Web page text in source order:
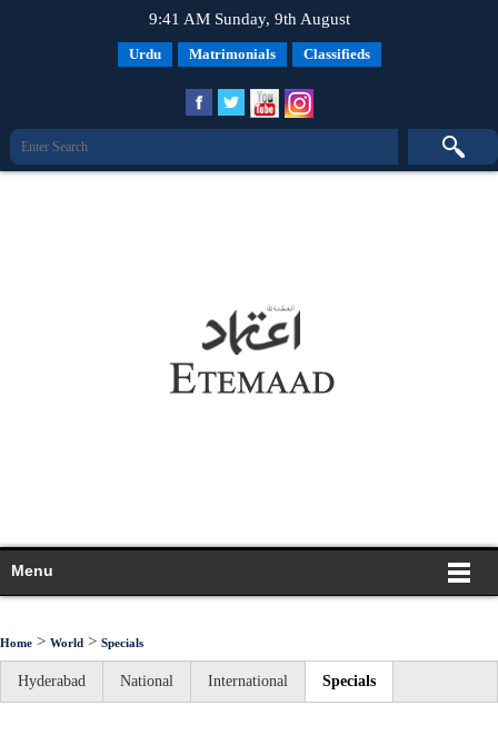
9:41 AM Sunday, 9th August
Urdu Matrimonials Classifieds
Menu
Home > World > Specials
Hyderabad National International Specials